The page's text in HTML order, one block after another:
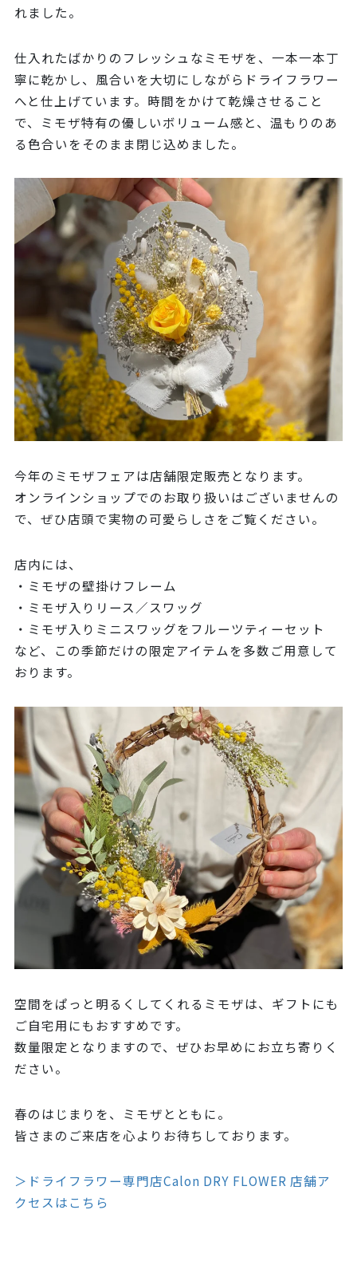
れました。
仕入れたばかりのフレッシュなミモザを、一本一本丁
寧に乾かし、風合いを大切にしながらドライフラワー
へと仕上げています。時間をかけて乾燥させること
で、ミモザ特有の優しいボリューム感と、温もりのあ
る色合いをそのまま閉じ込めました。
今年のミモザフェアは店舗限定販売となります。
オンラインショップでのお取り扱いはございませんの
で、ぜひ店頭で実物の可愛らしさをご覧ください。
店内には、
・ミモザの壁掛けフレーム
・ミモザ入りリース／スワッグ
・ミモザ入りミニスワッグをフルーツティーセット
など、この季節だけの限定アイテムを多数ご用意して
おります。
空間をぱっと明るくしてくれるミモザは、ギフトにも
ご自宅用にもおすすめです。
数量限定となりますので、ぜひお早めにお立ち寄りく
ださい。
春のはじまりを、ミモザとともに。
皆さまのご来店を心よりお待ちしております。
＞ドライフラワー専門店Calon DRY FLOWER 店舗ア
クセスはこちら